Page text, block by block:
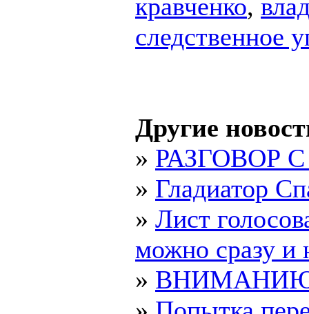
кравченко,
следственное
Другие
» РАЗГОВОР
» Гладиатор
» Лист
можно сразу и
» ВНИМАНИЮ